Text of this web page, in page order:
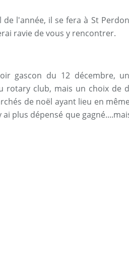
l'année, il se fera à St
ravie de vous y rencontrer.
gascon du 12 décembre,
rotary club, mais un choix de
de noël ayant lieu en
plus dépensé que